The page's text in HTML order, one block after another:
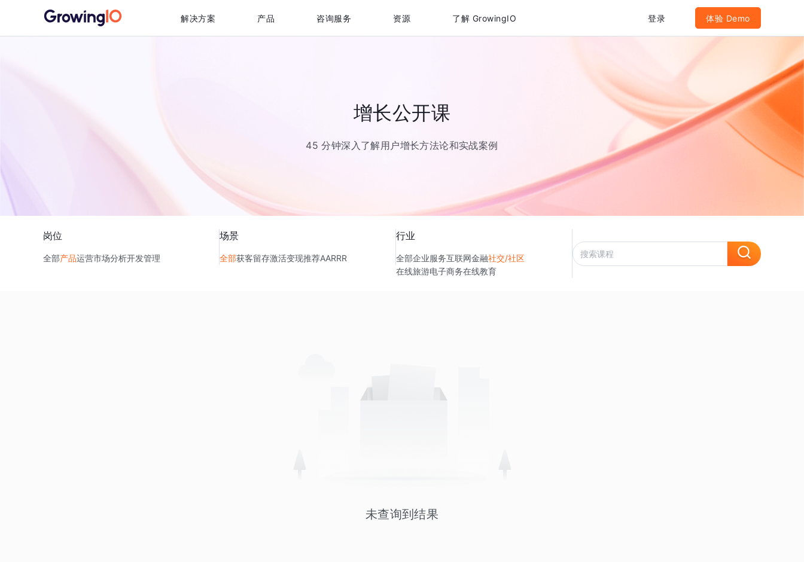
解决方案 产品 咨询服务 资源 了解 GrowingIO 登录 体验 Demo
增长公开课
45 分钟深入了解用户增长方法论和实战案例
岗位
全部产品运营市场分析开发管理
场景
全部获客留存激活变现推荐AARRR
行业
全部企业服务互联网金融社交/社区
在线旅游电子商务在线教育
未查询到结果